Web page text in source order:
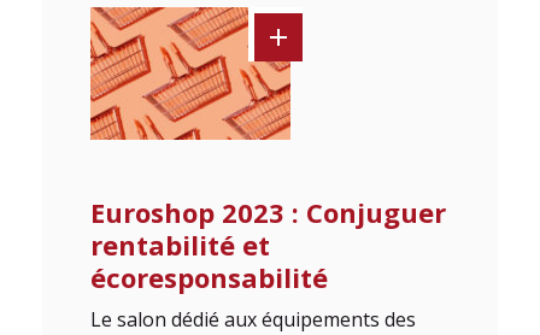
Euroshop 2023 : Conjuguer
rentabilité et
écoresponsabilité
Le salon dédié aux équipements des